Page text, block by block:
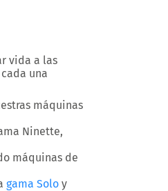
vida a las
una
máquinas
Ninette,
máquinas de
gama Solo y